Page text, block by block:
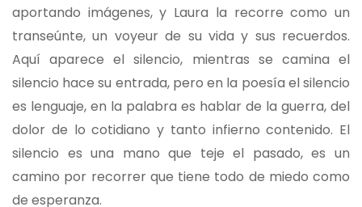
aportando imágenes, y Laura la recorre como un
transeúnte, un voyeur de su vida y sus recuerdos.
Aquí aparece el silencio, mientras se camina el
silencio hace su entrada, pero en la poesía el silencio
es lenguaje, en la palabra es hablar de la guerra, del
dolor de lo cotidiano y tanto infierno contenido. El
silencio es una mano que teje el pasado, es un
camino por recorrer que tiene todo de miedo como
de esperanza.